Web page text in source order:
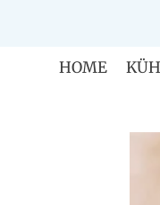
springenHOME